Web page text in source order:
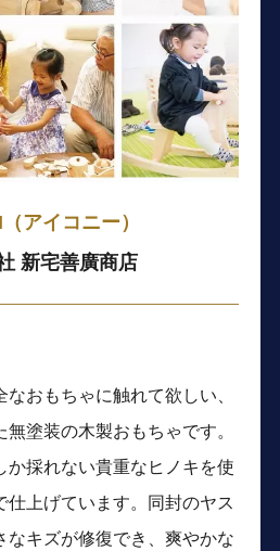
アイコニー）
新宅善廣商店
おもちゃに触れて欲しい、
塗装の木製おもちゃです。
か採れない貴重なヒノキを使
仕上げています。同封のヤス
なキズが修復でき、爽やかな